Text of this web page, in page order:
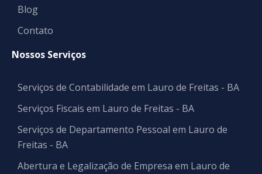
Blog
Contato
Nossos Serviços
Serviços de Contabilidade em Lauro de Freitas - BA
Serviços Fiscais em Lauro de Freitas - BA
Serviços de Departamento Pessoal em Lauro de
Freitas - BA
Abertura e Legalização de Empresa em Lauro de